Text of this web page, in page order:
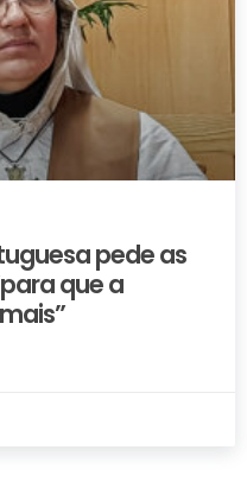
pede as
que a